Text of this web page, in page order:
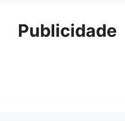
Publicidade